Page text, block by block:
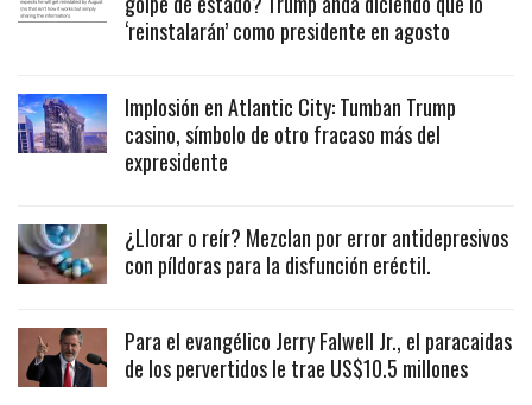
‘reinstalarán’ como presidente en agosto
Implosión en Atlantic City: Tumban Trump
casino, símbolo de otro fracaso más del
expresidente
¿Llorar o reír? Mezclan por error antidepresivos
con píldoras para la disfunción eréctil.
Para el evangélico Jerry Falwell Jr., el paracaidas
de los pervertidos le trae US$10.5 millones